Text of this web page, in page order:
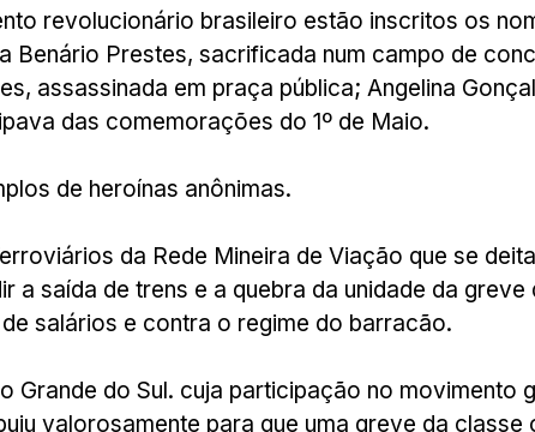
revolucionário brasileiro estão inscritos os
Benário Prestes, sacrificada num campo de
assassinada em praça pública; Angelina
das comemorações do 1º de Maio.
de heroínas anônimas.
da Rede Mineira de Viação que se
a saída de trens e a quebra da unidade da greve
salários e contra o regime do barracão.
Grande do Sul. cuja participação no movimento
valorosamente para que uma greve da classe